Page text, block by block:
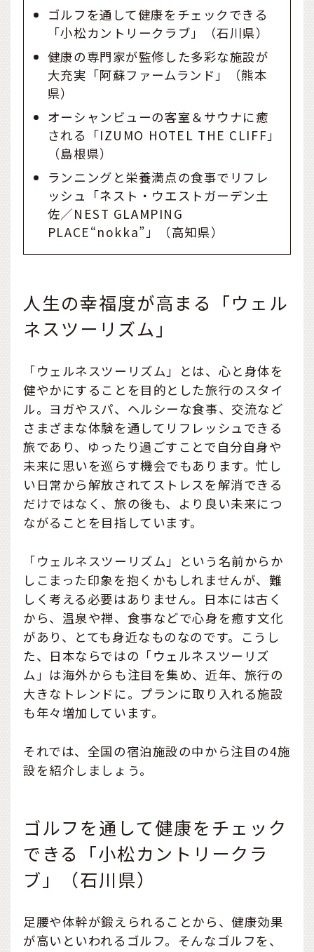
ゴルフを通して健康をチェックできる
「小松カントリークラブ」（石川県）
健康の専門家が監修した多彩な施設が
大充実「阿蘇ファームランド」（熊本
県）
オーシャンビューの客室＆サウナに癒
される「IZUMO HOTEL THE CLIFF」
（島根県）
ランニングと栄養満点の食事でリフレ
ッシュ「ネスト・ウエストガーデン土
佐／NEST GLAMPING
PLACE“nokka”」（高知県）
人生の幸福度が高まる「ウェル
ネスツーリズム」
「ウェルネスツーリズム」とは、心と身体を
健やかにすることを目的とした旅行のスタイ
ル。ヨガやスパ、ヘルシーな食事、交流など
さまざまな体験を通してリフレッシュできる
旅であり、ゆったり過ごすことで自分自身や
未来に思いを巡らす機会でもあります。忙し
い日常から解放されてストレスを解消できる
だけではなく、旅の後も、より良い未来につ
ながることを目指しています。
「ウェルネスツーリズム」という名前からか
しこまった印象を抱くかもしれませんが、難
しく考える必要はありません。日本には古く
から、温泉や禅、食事などで心身を癒す文化
があり、とても身近なものなのです。こうし
た、日本ならではの「ウェルネスツーリズ
ム」は海外からも注目を集め、近年、旅行の
大きなトレンドに。プランに取り入れる施設
も年々増加しています。
それでは、全国の宿泊施設の中から注目の4施
設を紹介しましょう。
ゴルフを通して健康をチェック
できる「小松カントリークラ
ブ」（石川県）
足腰や体幹が鍛えられることから、健康効果
が高いといわれるゴルフ。そんなゴルフを、